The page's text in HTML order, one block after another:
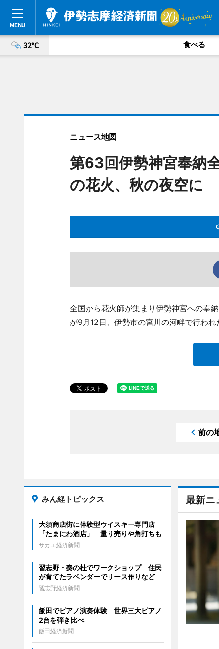
32°C 食べる
ニュース地図
第63回伊勢神宮奉納
の花火、秋の夜空に
全国から花火師が集まり伊勢神宮への奉
が9月12日、伊勢市の宮川の河畔で行われ
前の
最新ニ
みん経トピックス
大須商店街に体験型ウイスキー専門店
「たまにわ酒店」 量り売りや角打ちも
サカエ経済新聞
習志野・奏の杜でワークショップ 住民
が育てたラベンダーでリース作りなど
習志野経済新聞
飯田でピアノ演奏体験 世界三大ピアノ
2台を弾き比べ
飯田経済新聞